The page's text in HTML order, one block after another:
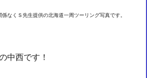
なくＳ先生提供の北海道一周ツーリング写真です。
中西です！